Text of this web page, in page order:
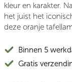
kleur en karakter.
het juist het
deze oranje
Binnen 5
Gratis